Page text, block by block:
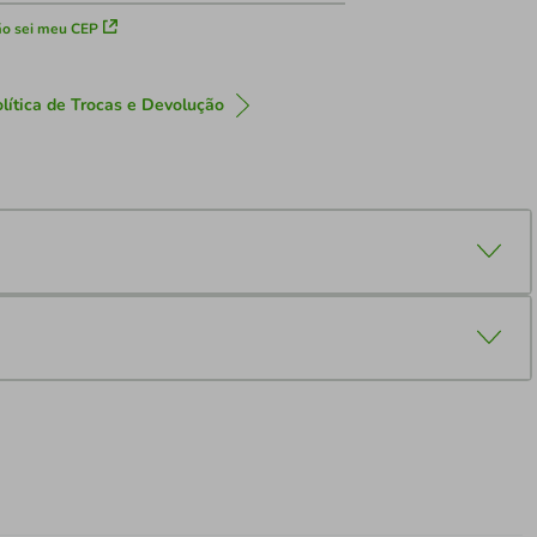
sei meu CEP
de Trocas e Devolução